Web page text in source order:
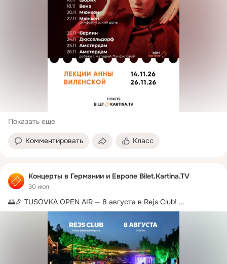
Показать еще
Комментировать Класс
Концерты в Германии и Европе Bilet.Kartina.TV
30 июл
🌅🎉 TUSOVKA OPEN AIR — 8 августа в Rejs Club! ...